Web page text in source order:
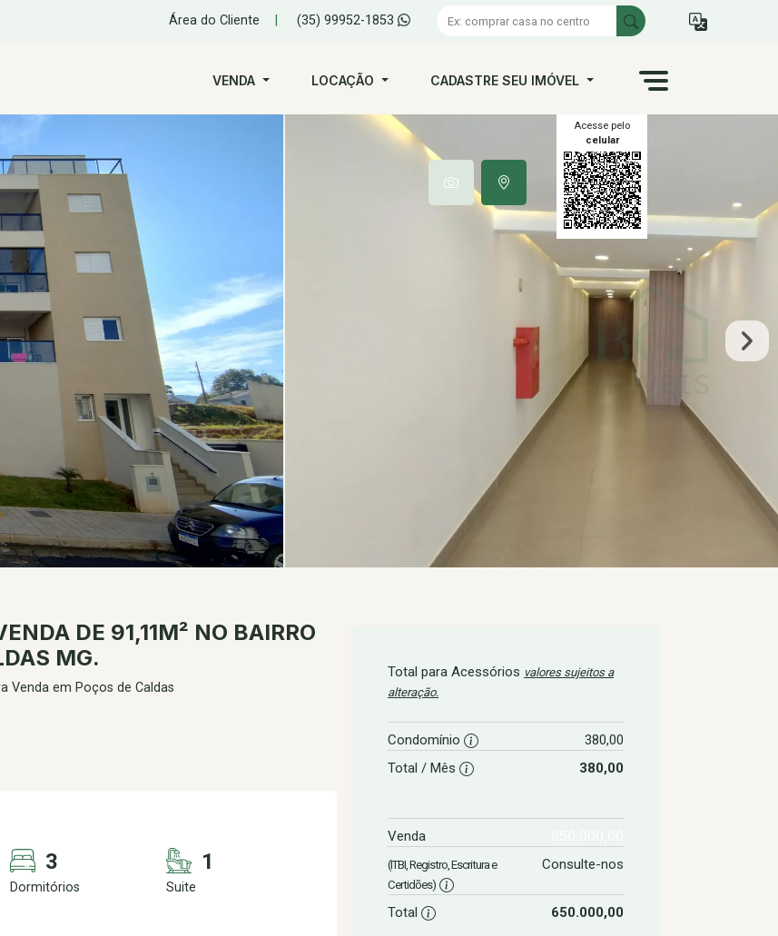
Área do Cliente (35) 99952-1853
VENDA LOCAÇÃO CADASTRE SEU IMÓVEL
Acesse pelo
celular
DE 91,11M² NO BAIRRO
MG.
Venda em Poços de Caldas
3
Dormitórios
1
Suite
Total para Acessórios valores sujeitos a
alteração.
Condomínio
380,00
Total / Mês
380,00
Venda
(ITBI, Registro, Escritura e
Certidões)
Consulte-nos
Total 650.000,00